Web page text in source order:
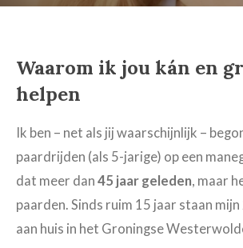
Waarom ik jou kán en
helpen
Ik ben – net als jij waarschijnlijk –
paardrijden (als 5-jarige) op een
dat meer dan 45 jaar geleden, maar
paarden. Sinds ruim 15 jaar staan
aan huis in het Groningse